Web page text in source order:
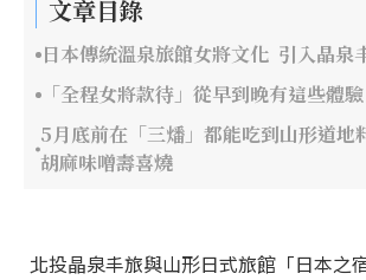
文章目錄
日本傳統溫泉旅館女將文化 引入晶泉
「全程女將款待」從早到晚有這些體驗
5月底前在「三燔」都能吃到山形道地
胡麻味噌壽喜燒
北投晶泉丰旅與山形日式旅館「日本之